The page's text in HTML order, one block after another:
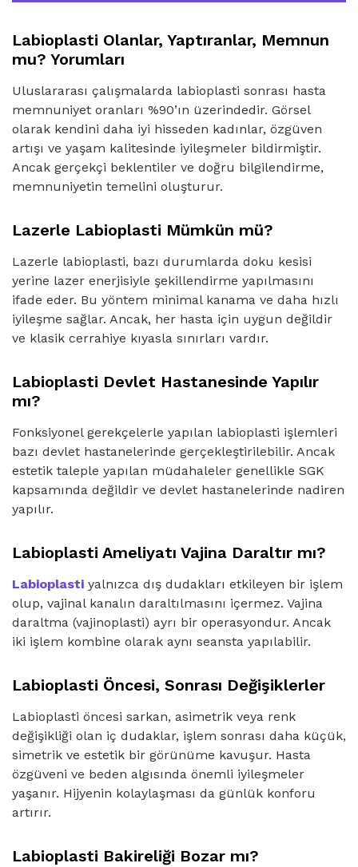
Labioplasti Olanlar, Yaptıranlar, Memnun
mu? Yorumları
Uluslararası çalışmalarda labioplasti sonrası hasta
memnuniyet oranları %90’ın üzerindedir. Görsel
olarak kendini daha iyi hisseden kadınlar, özgüven
artışı ve yaşam kalitesinde iyileşmeler bildirmiştir.
Ancak gerçekçi beklentiler ve doğru bilgilendirme,
memnuniyetin temelini oluşturur.
Lazerle Labioplasti Mümkün mü?
Lazerle labioplasti, bazı durumlarda doku kesisi
yerine lazer enerjisiyle şekillendirme yapılmasını
ifade eder. Bu yöntem minimal kanama ve daha hızlı
iyileşme sağlar. Ancak, her hasta için uygun değildir
ve klasik cerrahiye kıyasla sınırları vardır.
Labioplasti Devlet Hastanesinde Yapılır
mı?
Fonksiyonel gerekçelerle yapılan labioplasti işlemleri
bazı devlet hastanelerinde gerçekleştirilebilir. Ancak
estetik taleple yapılan müdahaleler genellikle SGK
kapsamında değildir ve devlet hastanelerinde nadiren
yapılır.
Labioplasti Ameliyatı Vajina Daraltır mı?
Labioplasti yalnızca dış dudakları etkileyen bir işlem
olup, vajinal kanalın daraltılmasını içermez. Vajina
daraltma (vajinoplasti) ayrı bir operasyondur. Ancak
iki işlem kombine olarak aynı seansta yapılabilir.
Labioplasti Öncesi, Sonrası Değişiklerler
Labioplasti öncesi sarkan, asimetrik veya renk
değişikliği olan iç dudaklar, işlem sonrası daha küçük,
simetrik ve estetik bir görünüme kavuşur. Hasta
özgüveni ve beden algısında önemli iyileşmeler
yaşanır. Hijyenin kolaylaşması da günlük konforu
artırır.
Labioplasti Bakireliği Bozar mı?